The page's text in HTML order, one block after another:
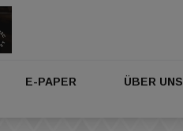
E-PAPER ÜBER UNS